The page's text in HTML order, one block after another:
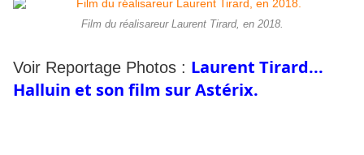
Film du réalisareur Laurent Tirard, en 2018.
Voir Reportage Photos : Laurent Tirard...
Halluin et son film sur Astérix.